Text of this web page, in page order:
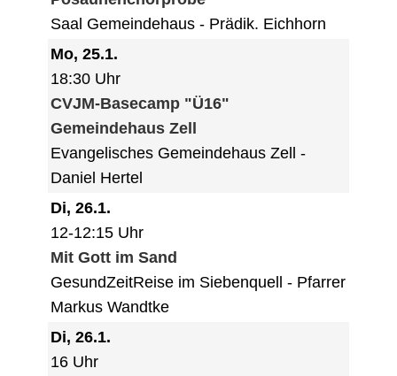
Saal Gemeindehaus
Prädik. Eichhorn
Mo, 25.1.
18:30 Uhr
CVJM-Basecamp "Ü16"
Gemeindehaus Zell
Evangelisches Gemeindehaus Zell
Daniel Hertel
Di, 26.1.
12-12:15 Uhr
Mit Gott im Sand
GesundZeitReise im Siebenquell
Pfarrer
Markus Wandtke
Di, 26.1.
16 Uhr